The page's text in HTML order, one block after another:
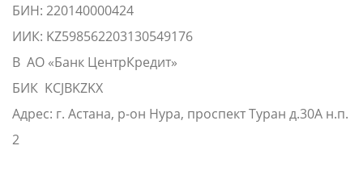
БИН: 220140000424
ИИК: KZ598562203130549176
В АО «Банк ЦентрКредит»
БИК KCJBKZKX
Адрес: г. Астана, р-он Нура, проспект Туран д.30А н.п.
2